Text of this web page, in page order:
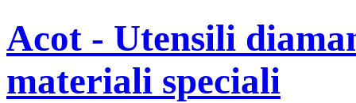
Acot - Utensili
materiali speciali